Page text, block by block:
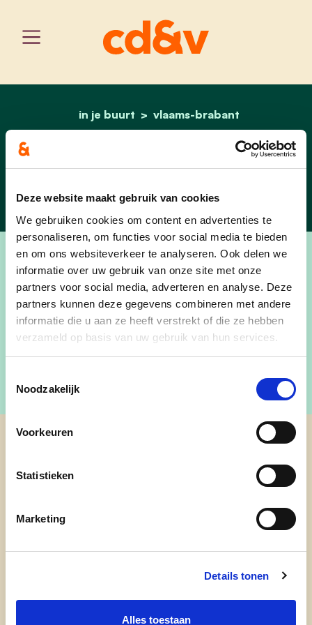
Deze website maakt gebruik van cookies
We gebruiken cookies om content en advertenties te
personaliseren, om functies voor social media te bieden
en om ons websiteverkeer te analyseren. Ook delen we
informatie over uw gebruik van onze site met onze
partners voor social media, adverteren en analyse. Deze
partners kunnen deze gegevens combineren met andere
informatie die u aan ze heeft verstrekt of die ze hebben
verzameld op basis van uw gebruik van hun services.
Noodzakelijk
Voorkeuren
Statistieken
Marketing
Details tonen
Alles toestaan
home
in je buurt vlaams-brabant
bever
Bever
Welkom bij cd&v Bever.
Meer info:https://bever.cdenv.be/